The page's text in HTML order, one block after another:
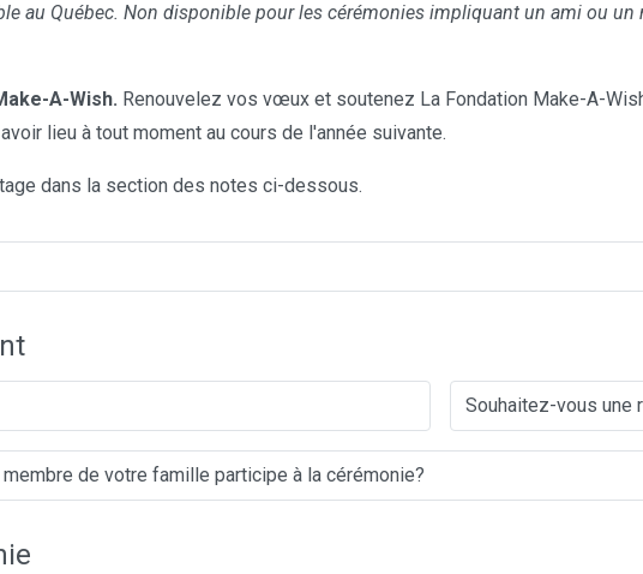
au Québec. Non disponible pour les cérémonies impliquant un ami ou
A-Wish. Renouvelez vos vœux et soutenez La Fondation Make-A-
lieu à tout moment au cours de l'année suivante.
dans la section des notes ci-dessous.